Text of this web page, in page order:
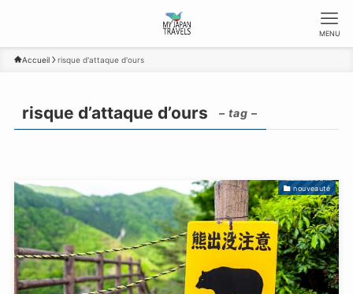
MENU
Accueil risque d'attaque d'ours
risque d’attaque d’ours – tag –
nouveauté